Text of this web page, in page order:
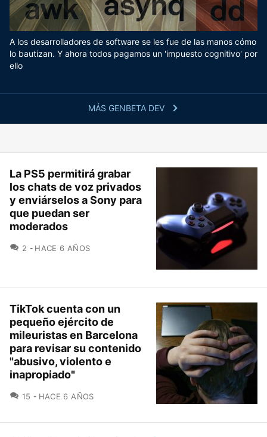
MÁS GENBETA DEV
A los desarrolladores de software se les fue de las manos cómo
lo bautizan. Y ahora todos pagamos un 'impuesto cognitivo' por
ello
La PS5 permitirá grabar
los chats de voz privados
y enviárselos a Sony para
que puedan ser
moderados
2 COMENTARIOS
HACE 6 AÑOS
TikTok cuenta con un
pequeño ejército de
mileuristas en Barcelona
para revisar su contenido
"abusivo, violento e
inapropiado"
15 COMENTARIOS
HACE 6 AÑOS